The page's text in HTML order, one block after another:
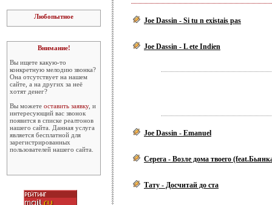
Любопытное
Внимание!
Вы ищете какую-то
конкретную мелодию звонка?
Она отсутствует на нашем
сайте, а на других за неё
хотят денег?
Вы можете оставить заявку, и
интересующий вас звонок
появится в списке реалтонов
нашего сайта. Данная услуга
является бесплатной для
зарегистрированных
пользователей нашего сайта.
Joe Dassin - Si tu n existais pas
Joe Dassin - L ete Indien
Joe Dassin - Emanuel
Серега - Возле дома твоего
Тату - Досчитай до ста